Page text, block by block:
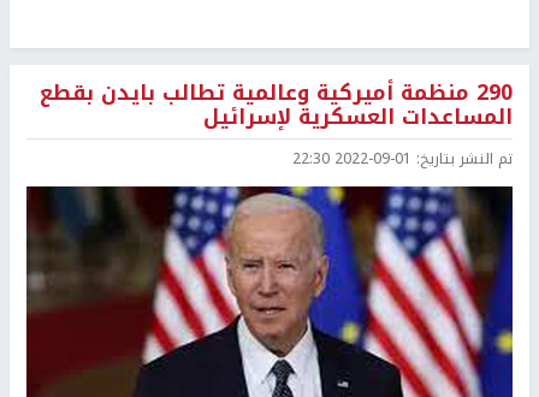
290 منظمة أميركية وعالمية تطالب بايدن بقطع
المساعدات العسكرية لإسرائيل
تم النشر بتاريخ: 2022-09-01 22:30